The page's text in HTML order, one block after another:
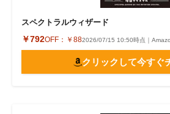
スペクトラルウィザード
￥792OFF： ￥882026/07/15 10:50時点｜
クリックして今すぐ